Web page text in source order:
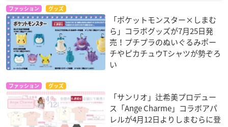
ファッション グッズ
「ポケットモンスター×しまむ
ら」コラボグッズが7月25日発
売！プチプラのぬいぐるみポー
チやピカチュウTシャツが勢ぞろ
い
ファッション グッズ
「サンリオ」辻希美プロデュー
ス「Ange Charme」コラボアパ
レルが4月12日よりしまむらに登